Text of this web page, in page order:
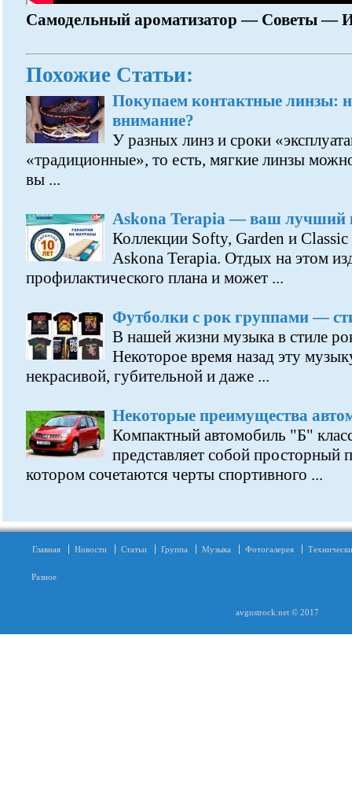
Самодельный ароматизатор — Советы —
Похожие Статьи:
Покупаем контактные линзы:
внимание?
У разных линз и сроки
«традиционные», то есть, мягкие линзы
вы ...
Askona Terapia — ваш лучший
Коллекции Softy, Garden и
Askona Terapia. Отдых на этом
профилактического плана и может ...
Футболки с рок группами —
В нашей жизни музыка в стиле
Некоторое время назад эту
некрасивой, губительной и даже ...
Некоторые преимущества
Компактный автомобиль "Б"
представляет собой просторный
котором сочетаются черты спортивного ...
Главная Новости Статьи Группа Музыка Фотогалерея
Разное
avgustrock.net © 2017